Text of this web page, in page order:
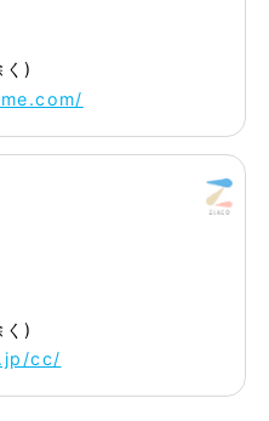
く)
く)
cc/